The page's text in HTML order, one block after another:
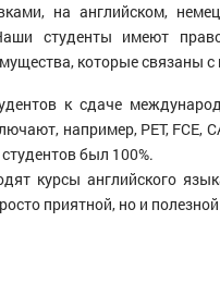
на английском,
студенты имеют
которые связаны с
к сдаче
например, PET, FCE,
был 100%.
курсы английского
приятной, но и